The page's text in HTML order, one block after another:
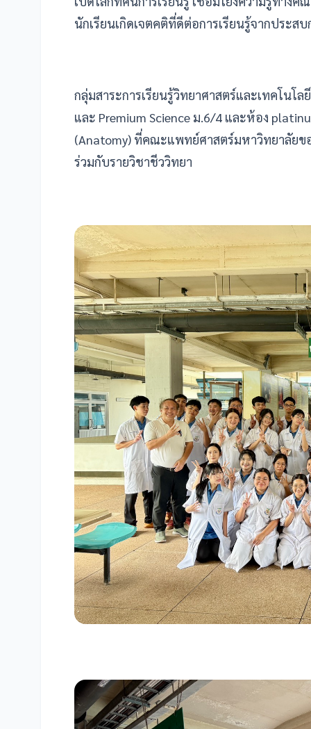
นักเรียนเกิดเจตคติที่ดีต่อการเรียนรู้จากประส
กลุ่มสาระการเรียนรู้วิทยาศาสตร์และเทคโนโ
และ Premium Science ม.6/4 และห้อง
(Anatomy) ที่คณะแพทย์ศาสตร์มหาวิทยาลัยข
ร่วมกับรายวิชาชีววิทยา